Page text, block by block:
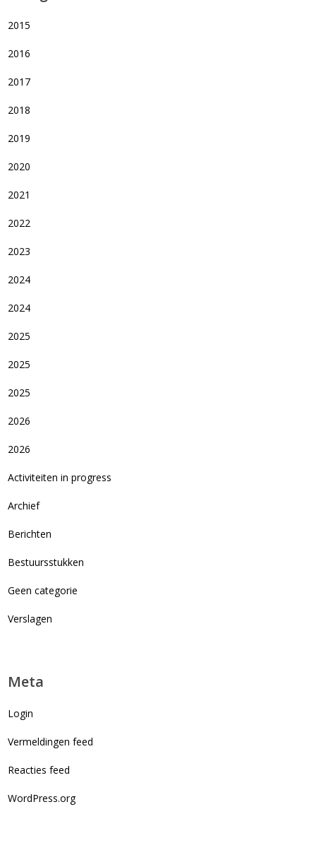
2015
2016
2017
2018
2019
2020
2021
2022
2023
2024
2024
2025
2025
2025
2026
2026
Activiteiten in progress
Archief
Berichten
Bestuursstukken
Geen categorie
Verslagen
Meta
Login
Vermeldingen feed
Reacties feed
WordPress.org